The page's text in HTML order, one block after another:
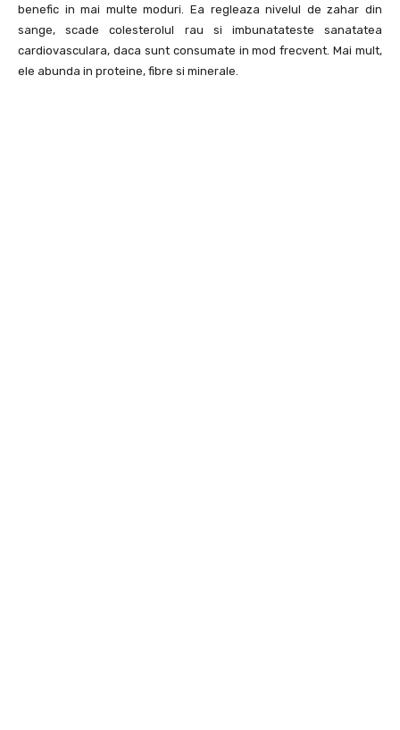
benefic in mai multe moduri. Ea regleaza nivelul de zahar din
sange, scade colesterolul rau si imbunatateste sanatatea
cardiovasculara, daca sunt consumate in mod frecvent. Mai mult,
ele abunda in proteine, fibre si minerale.